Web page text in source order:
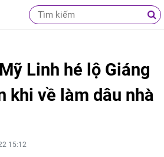
Linh hé lộ Giáng
khi về làm dâu nhà
15:12